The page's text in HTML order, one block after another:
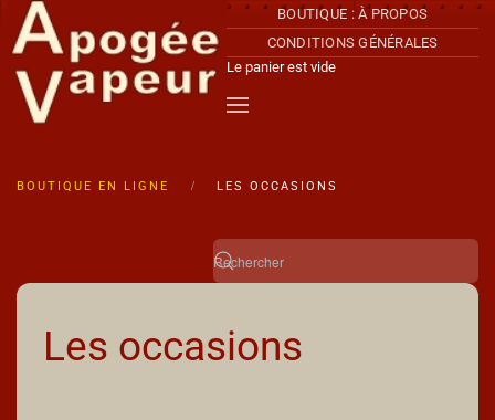
Accéder au contenu principal
BOUTIQUE : À PROPOS
CONDITIONS GÉNÉRALES
Le panier est vide
BOUTIQUE EN LIGNE LES OCCASIONS
Les occasions